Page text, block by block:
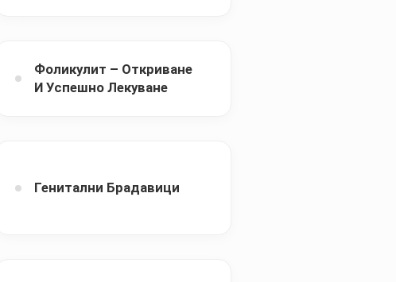
Фоликулит – Откриване
И Успешно Лекуване
Генитални Брадавици